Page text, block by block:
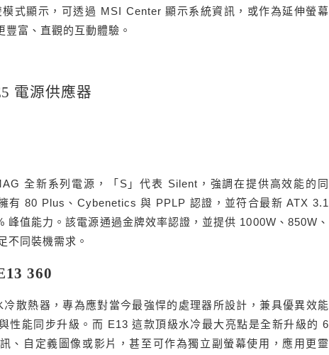
式顯示，可透過 MSI Center 顯示系統資訊，或作為延伸螢幕
富、直觀的互動體驗。
電源供應器
全新系列電源，「S」代表 Silent，強調在提供高效能的同
有 80 Plus、Cybenetics 與 PPLP 認證，並符合最新 ATX 3.1
峰值能力。該電源通過金牌效率認證，並提供 1000W、850W、
不同裝機需求。
360
散熱器，專為應對當今最強悍的處理器所設計，兼具優異效能
性能同步升級。而 E13 這款頂級水冷最大亮點是全新升級的 6
、自定義圖像或影片，甚至可作為獨立副螢幕使用，應用更靈